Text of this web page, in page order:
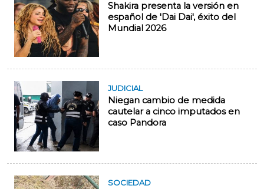
Shakira presenta la versión en
español de 'Dai Dai', éxito del
Mundial 2026
JUDICIAL
Niegan cambio de medida
cautelar a cinco imputados en
caso Pandora
SOCIEDAD